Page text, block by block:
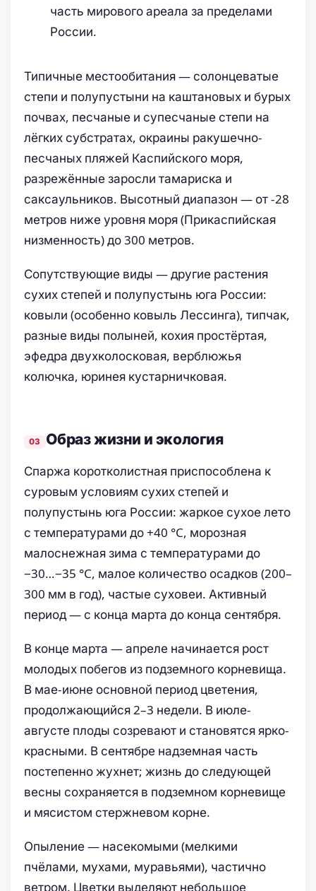
часть мирового ареала за пределами
России.
Типичные местообитания — солонцеватые
степи и полупустыни на каштановых и бурых
почвах, песчаные и супесчаные степи на
лёгких субстратах, окраины ракушечно-
песчаных пляжей Каспийского моря,
разрежённые заросли тамариска и
саксаульников. Высотный диапазон — от -28
метров ниже уровня моря (Прикаспийская
низменность) до 300 метров.
Сопутствующие виды — другие растения
сухих степей и полупустынь юга России:
ковыли (особенно ковыль Лессинга), типчак,
разные виды полыней, кохия простёртая,
эфедра двухколосковая, верблюжья
колючка, юринея кустарничковая.
Образ жизни и экология
Спаржа коротколистная приспособлена к
суровым условиям сухих степей и
полупустынь юга России: жаркое сухое лето
с температурами до +40 °C, морозная
малоснежная зима с температурами до
−30…−35 °C, малое количество осадков (200–
300 мм в год), частые суховеи. Активный
период — с конца марта до конца сентября.
В конце марта — апреле начинается рост
молодых побегов из подземного корневища.
В мае-июне основной период цветения,
продолжающийся 2–3 недели. В июле-
августе плоды созревают и становятся ярко-
красными. В сентябре надземная часть
постепенно жухнет; жизнь до следующей
весны сохраняется в подземном корневище
и мясистом стержневом корне.
Опыление — насекомыми (мелкими
пчёлами, мухами, муравьями), частично
ветром. Цветки выделяют небольшое